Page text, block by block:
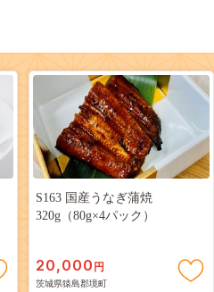
S163 国産うなぎ蒲焼
320g（80g×4パック）
20,000 円
茨城県猿島郡境町